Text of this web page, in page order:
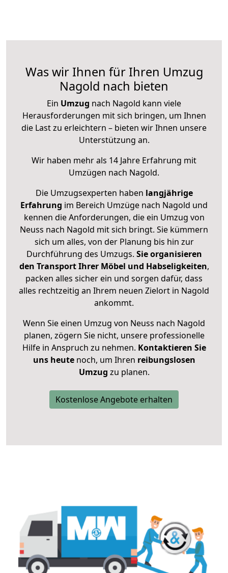
Was wir Ihnen für Ihren Umzug
Nagold nach bieten
Ein Umzug nach Nagold kann viele
Herausforderungen mit sich bringen, um Ihnen
die Last zu erleichtern – bieten wir Ihnen unsere
Unterstützung an.
Wir haben mehr als 14 Jahre Erfahrung mit
Umzügen nach Nagold.
Die Umzugsexperten haben langjährige
Erfahrung im Bereich Umzüge nach Nagold und
kennen die Anforderungen, die ein Umzug von
Neuss nach Nagold mit sich bringt. Sie kümmern
sich um alles, von der Planung bis hin zur
Durchführung des Umzugs. Sie organisieren
den Transport Ihrer Möbel und Habseligkeiten,
packen alles sicher ein und sorgen dafür, dass
alles rechtzeitig an Ihrem neuen Zielort in Nagold
ankommt.
Wenn Sie einen Umzug von Neuss nach Nagold
planen, zögern Sie nicht, unsere professionelle
Hilfe in Anspruch zu nehmen. Kontaktieren Sie
uns heutenoch, um Ihren reibungslosen
Umzug zu planen.
Kostenlose Angebote erhalten